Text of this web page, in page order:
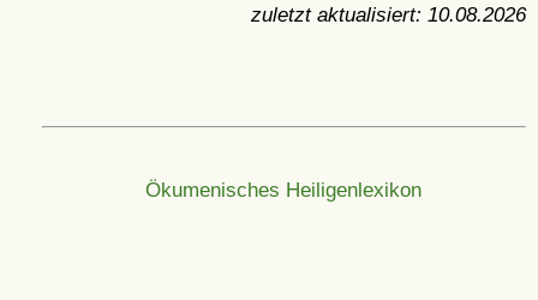
zuletzt aktualisiert: 10.08.2026
Ökumenisches Heiligenlexikon